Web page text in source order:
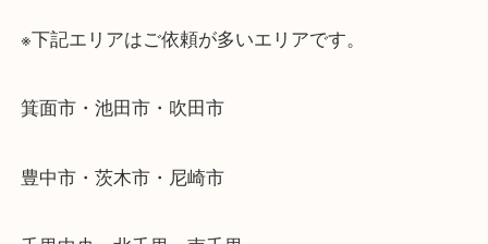
使わないものを売りたいけど値段がつくかわから
そんなときはお気軽に下記フォームより出張買取を